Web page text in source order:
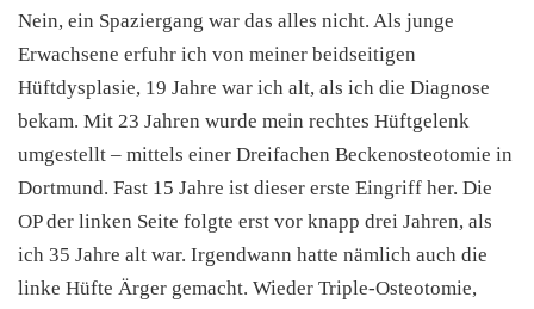
Nein, ein Spaziergang war das alles nicht. Als junge
Erwachsene erfuhr ich von meiner beidseitigen
Hüftdysplasie, 19 Jahre war ich alt, als ich die Diagnose
bekam. Mit 23 Jahren wurde mein rechtes Hüftgelenk
umgestellt – mittels einer Dreifachen Beckenosteotomie in
Dortmund. Fast 15 Jahre ist dieser erste Eingriff her. Die
OP der linken Seite folgte erst vor knapp drei Jahren, als
ich 35 Jahre alt war. Irgendwann hatte nämlich auch die
linke Hüfte Ärger gemacht. Wieder Triple-Osteotomie,